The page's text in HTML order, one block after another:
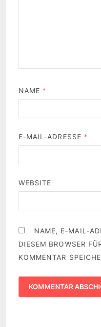
NAME *
E-MAIL-ADRESSE *
WEBSITE
NAME, E-MAIL-
DIESEM BROWSER
KOMMENTAR